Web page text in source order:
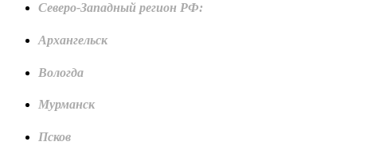
Северо-Западный регион РФ:
Архангельск
Вологда
Мурманск
Псков